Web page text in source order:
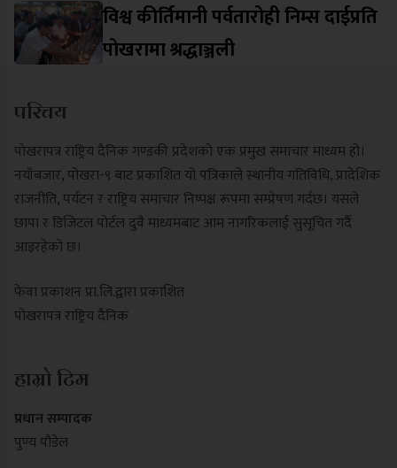
विश्व कीर्तिमानी पर्वतारोही निम्स दाईप्रति
पोखरामा श्रद्धाञ्जली
परिचय
पोखरापत्र राष्ट्रिय दैनिक गण्डकी प्रदेशको एक प्रमुख समाचार माध्यम हो।
नयाँबजार, पोखरा-९ बाट प्रकाशित यो पत्रिकाले स्थानीय गतिविधि, प्रादेशिक
राजनीति, पर्यटन र राष्ट्रिय समाचार निष्पक्ष रूपमा सम्प्रेषण गर्दछ। यसले
छापा र डिजिटल पोर्टल दुवै माध्यमबाट आम नागरिकलाई सुसूचित गर्दै
आइरहेको छ।
फेवा प्रकाशन प्रा.लि.द्वारा प्रकाशित
पोखरापत्र राष्ट्रिय दैनिक
हाम्रो टिम
प्रधान सम्पादक
पुण्य पौडेल